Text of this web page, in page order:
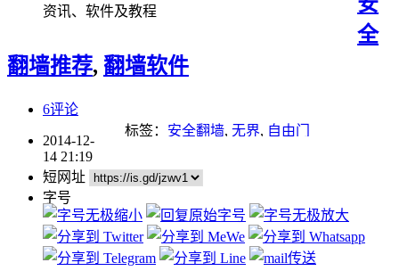
资讯、软件及教程
全
翻墙推荐, 翻墙软件
6评论
标签： 安全翻墙, 无界, 自由门
2014-12-
14 21:19
短网址
字号